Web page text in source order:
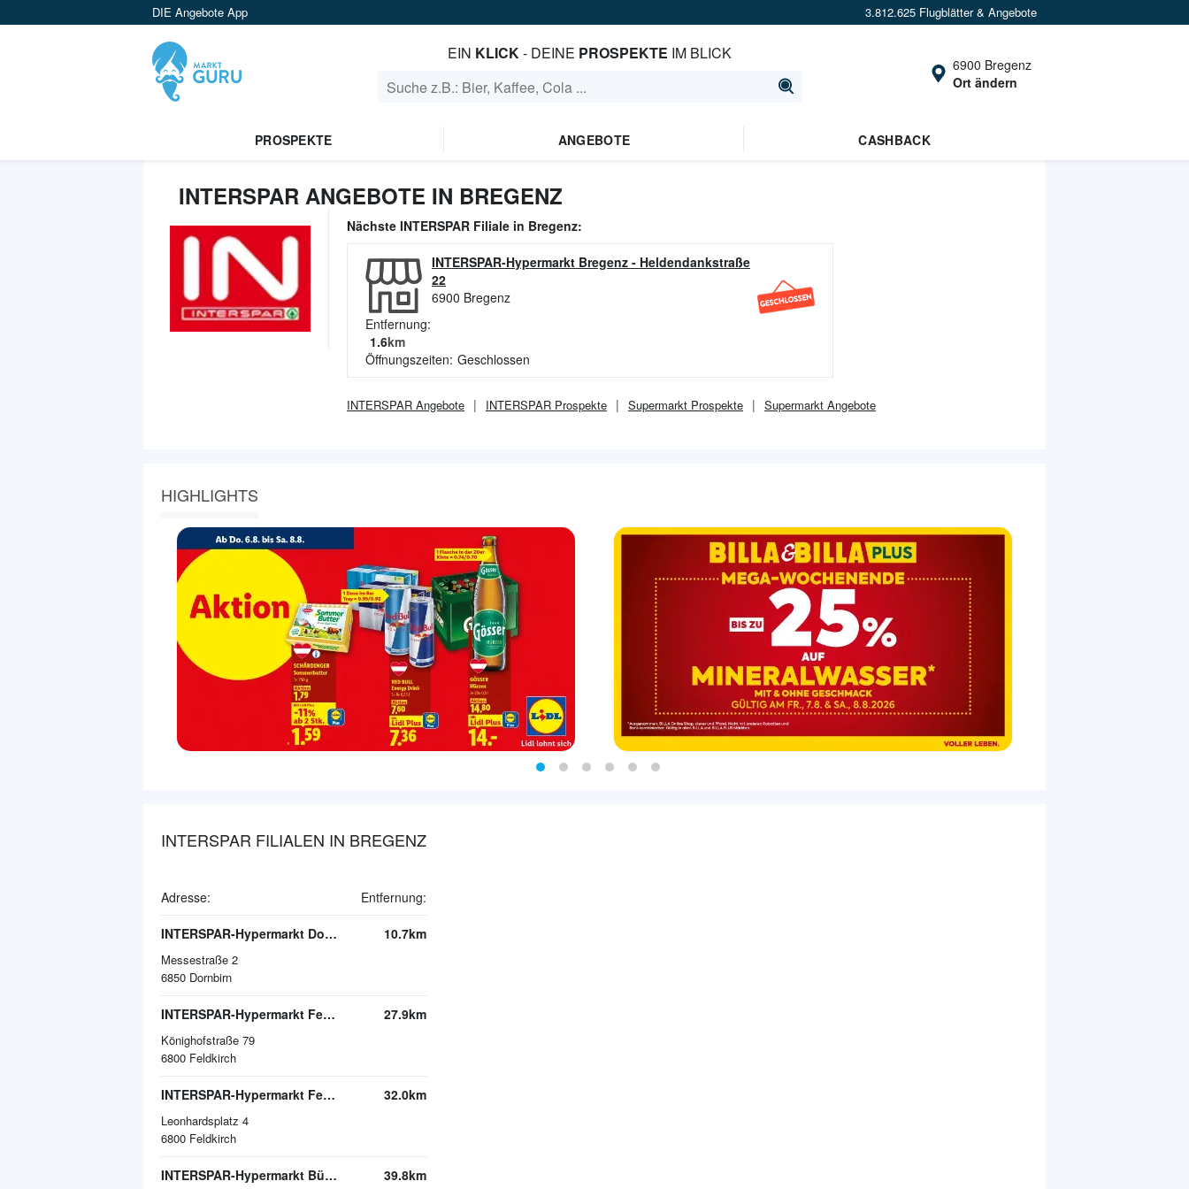
DIE Angebote App 3.812.625 Flugblätter & Angebote
EIN KLICK- DEINE PROSPEKTE IM BLICK
6900 Bregenz
Ort ändern
PROSPEKTE ANGEBOTE CASHBACK
INTERSPAR ANGEBOTE IN BREGENZ
Nächste INTERSPAR Filiale in Bregenz:
INTERSPAR-Hypermarkt Bregenz - Heldendankstraße
22
6900 Bregenz
Entfernung:
1.6km
Öffnungszeiten: Geschlossen
INTERSPAR Angebote INTERSPAR Prospekte Supermarkt Prospekte Supermarkt Angebote
HIGHLIGHTS
INTERSPAR FILIALEN IN BREGENZ
Adresse: Entfernung:
INTERSPAR-Hypermarkt Dornbirn, Messepark
Messestraße 2
6850 Dornbirn
10.7km
INTERSPAR-Hypermarkt Feldkirch-Altenstadt
Könighofstraße 79
6800 Feldkirch
27.9km
INTERSPAR-Hypermarkt Feldkirch
Leonhardsplatz 4
6800 Feldkirch
32.0km
INTERSPAR-Hypermarkt Bürs, Zimbapark 39.8km